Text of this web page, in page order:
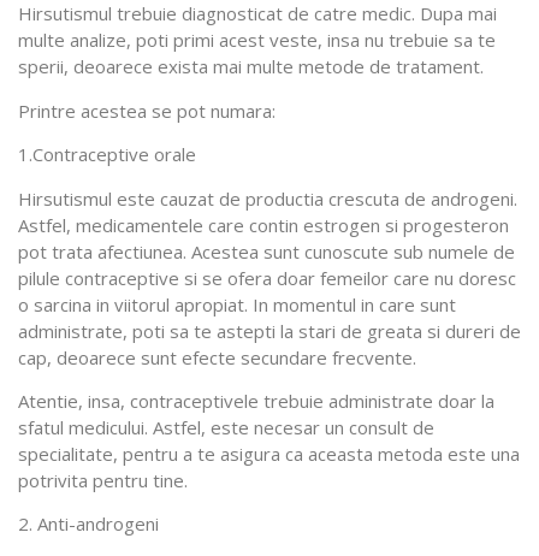
Hirsutismul trebuie diagnosticat de catre medic. Dupa mai
multe analize, poti primi acest veste, insa nu trebuie sa te
sperii, deoarece exista mai multe metode de tratament.
Printre acestea se pot numara:
1.Contraceptive orale
Hirsutismul este cauzat de productia crescuta de androgeni.
Astfel, medicamentele care contin estrogen si progesteron
pot trata afectiunea. Acestea sunt cunoscute sub numele de
pilule contraceptive si se ofera doar femeilor care nu doresc
o sarcina in viitorul apropiat. In momentul in care sunt
administrate, poti sa te astepti la stari de greata si dureri de
cap, deoarece sunt efecte secundare frecvente.
Atentie, insa, contraceptivele trebuie administrate doar la
sfatul medicului. Astfel, este necesar un consult de
specialitate, pentru a te asigura ca aceasta metoda este una
potrivita pentru tine.
2. Anti-androgeni